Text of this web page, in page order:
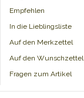
Empfehlen
In die Lieblingsliste
Auf den Merkzettel
Auf den Wunschzettel
Fragen zum Artikel